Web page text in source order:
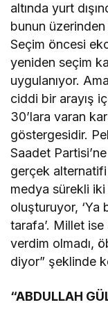
altında yurt
bunun
Seçim öncesi
yeniden seçim
uygulanıyor.
ciddi bir arayış
30’lara varan
göstergesidir.
Saadet
gerçek alternatifi
medya sürekli iki
oluşturuyor,
tarafa’. Millet ise
verdim olmadı,
diyor” şeklinde
“ABDULLAH